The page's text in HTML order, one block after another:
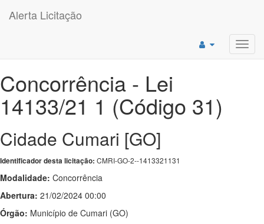
Alerta Licitação
Concorrência - Lei
14133/21 1 (Código 31)
Cidade Cumari [GO]
Identificador desta licitação: CMRI-GO-2--1413321131
Modalidade: Concorrência
Abertura: 21/02/2024 00:00
Órgão: Município de Cumari (GO)